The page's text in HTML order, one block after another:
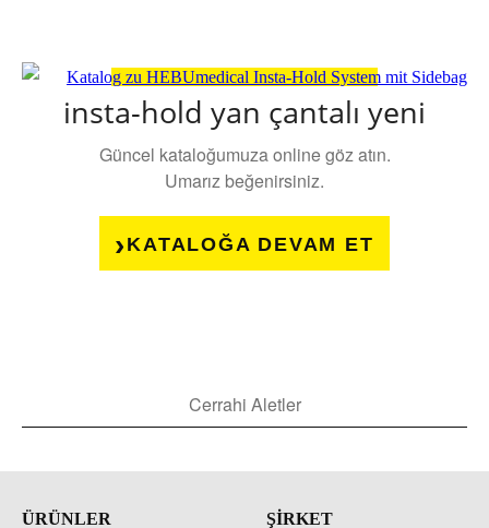
insta-hold yan çantalı yeni
Güncel kataloğumuza online göz atın.
Umarız beğenirsiniz.
KATALOĞA DEVAM ET
Cerrahi Aletler
ÜRÜNLER ŞIRKET